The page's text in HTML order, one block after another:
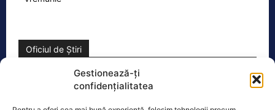
Gestionează-ți
confidențialitatea
Oficiul de Știri
Cele 4 barje pentru redirecționarea Dunării către brațul